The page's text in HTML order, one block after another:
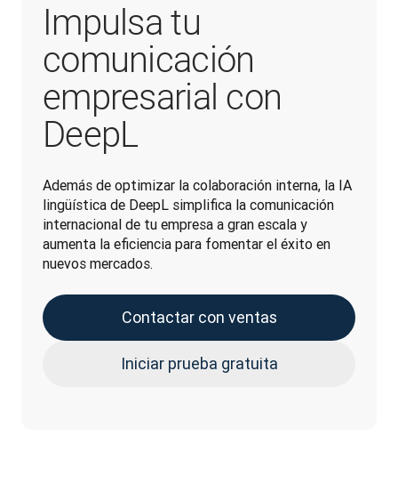
Impulsa tu
comunicación
empresarial con
DeepL
Además de optimizar la colaboración interna, la IA
lingüística de DeepL simplifica la comunicación
internacional de tu empresa a gran escala y
aumenta la eficiencia para fomentar el éxito en
nuevos mercados.
Contactar con ventas
Iniciar prueba gratuita